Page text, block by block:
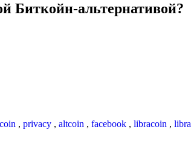
Биткойн-альтернативой?
, privacy , altcoin , facebook , libracoin , libra